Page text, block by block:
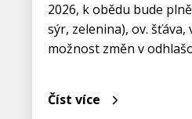
2026, k obědu bude
sýr, zelenina), ov. šťáva,
možnost změn v
Číst více